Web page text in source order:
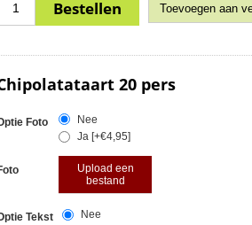
20 pers
Foto
Nee
Ja [+€4,95]
Upload een
bestand
Tekst
Nee